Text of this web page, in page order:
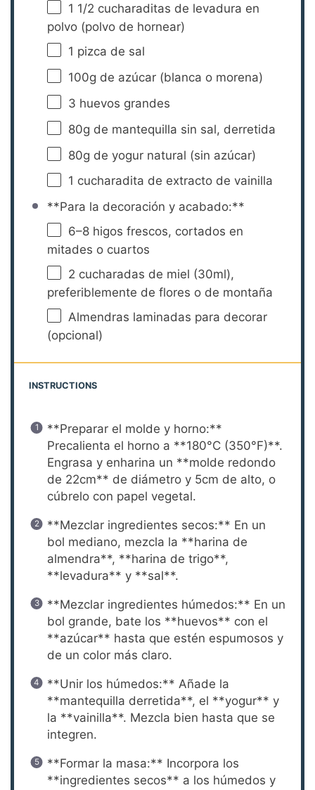
1 1/2 cucharaditas de levadura en
polvo (polvo de hornear)
1 pizca de sal
100g de azúcar (blanca o morena)
3 huevos grandes
80g de mantequilla sin sal, derretida
80g de yogur natural (sin azúcar)
1 cucharadita de extracto de vainilla
**Para la decoración y acabado:**
6–8higos frescos, cortados en
mitades o cuartos
2 cucharadas de miel (30ml),
preferiblemente de flores o de montaña
Almendras laminadas para decorar
(opcional)
INSTRUCTIONS
**Preparar el molde y horno:**
Precalienta el horno a **180°C (350°F)**.
Engrasa y enharina un **molde redondo
de 22cm** de diámetro y 5cm de alto, o
cúbrelo con papel vegetal.
**Mezclar ingredientes secos:** En un
bol mediano, mezcla la **harina de
almendra**, **harina de trigo**,
**levadura** y **sal**.
**Mezclar ingredientes húmedos:** En un
bol grande, bate los **huevos** con el
**azúcar** hasta que estén espumosos y
de un color más claro.
**Unir los húmedos:** Añade la
**mantequilla derretida**, el **yogur** y
la **vainilla**. Mezcla bien hasta que se
integren.
**Formar la masa:** Incorpora los
**ingredientes secos** a los húmedos y